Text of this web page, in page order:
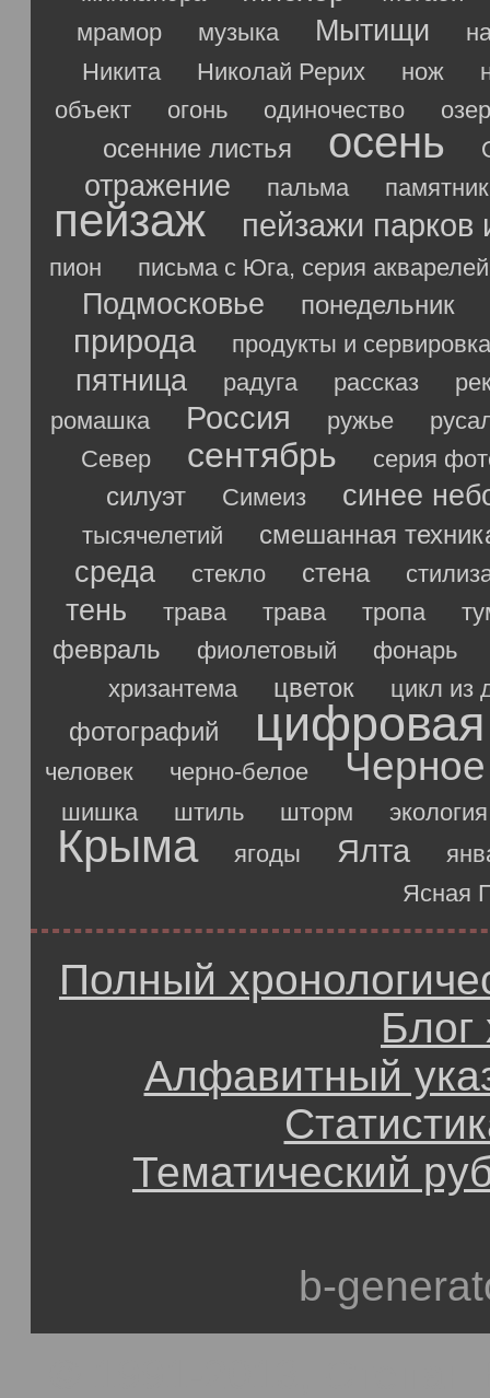
мрамор
музыка Мытищи
Никита
Николай Рерих нож
объект
огонь одиночество
осенние листья осень
отражение пальма памятник
пейзаж пейзажи парков
пион письма с Юга, серия акварелей
Подмосковье понедельник
природа продукты и сервировка
пятница радуга рассказ
ромашка
Россия ружье
Север
сентябрь серия
силуэт Симеиз синее
тысячелетий смешанная
среда стекло стена
тень трава трава тропа
февраль фиолетовый
фонарь
хризантема
цветок цикл из
фотографий
человек черно-белое
шишка штиль шторм экология
Крыма ягоды Ялта
Ясная
Полный
Блог
Алфавитный
Тематический
b-